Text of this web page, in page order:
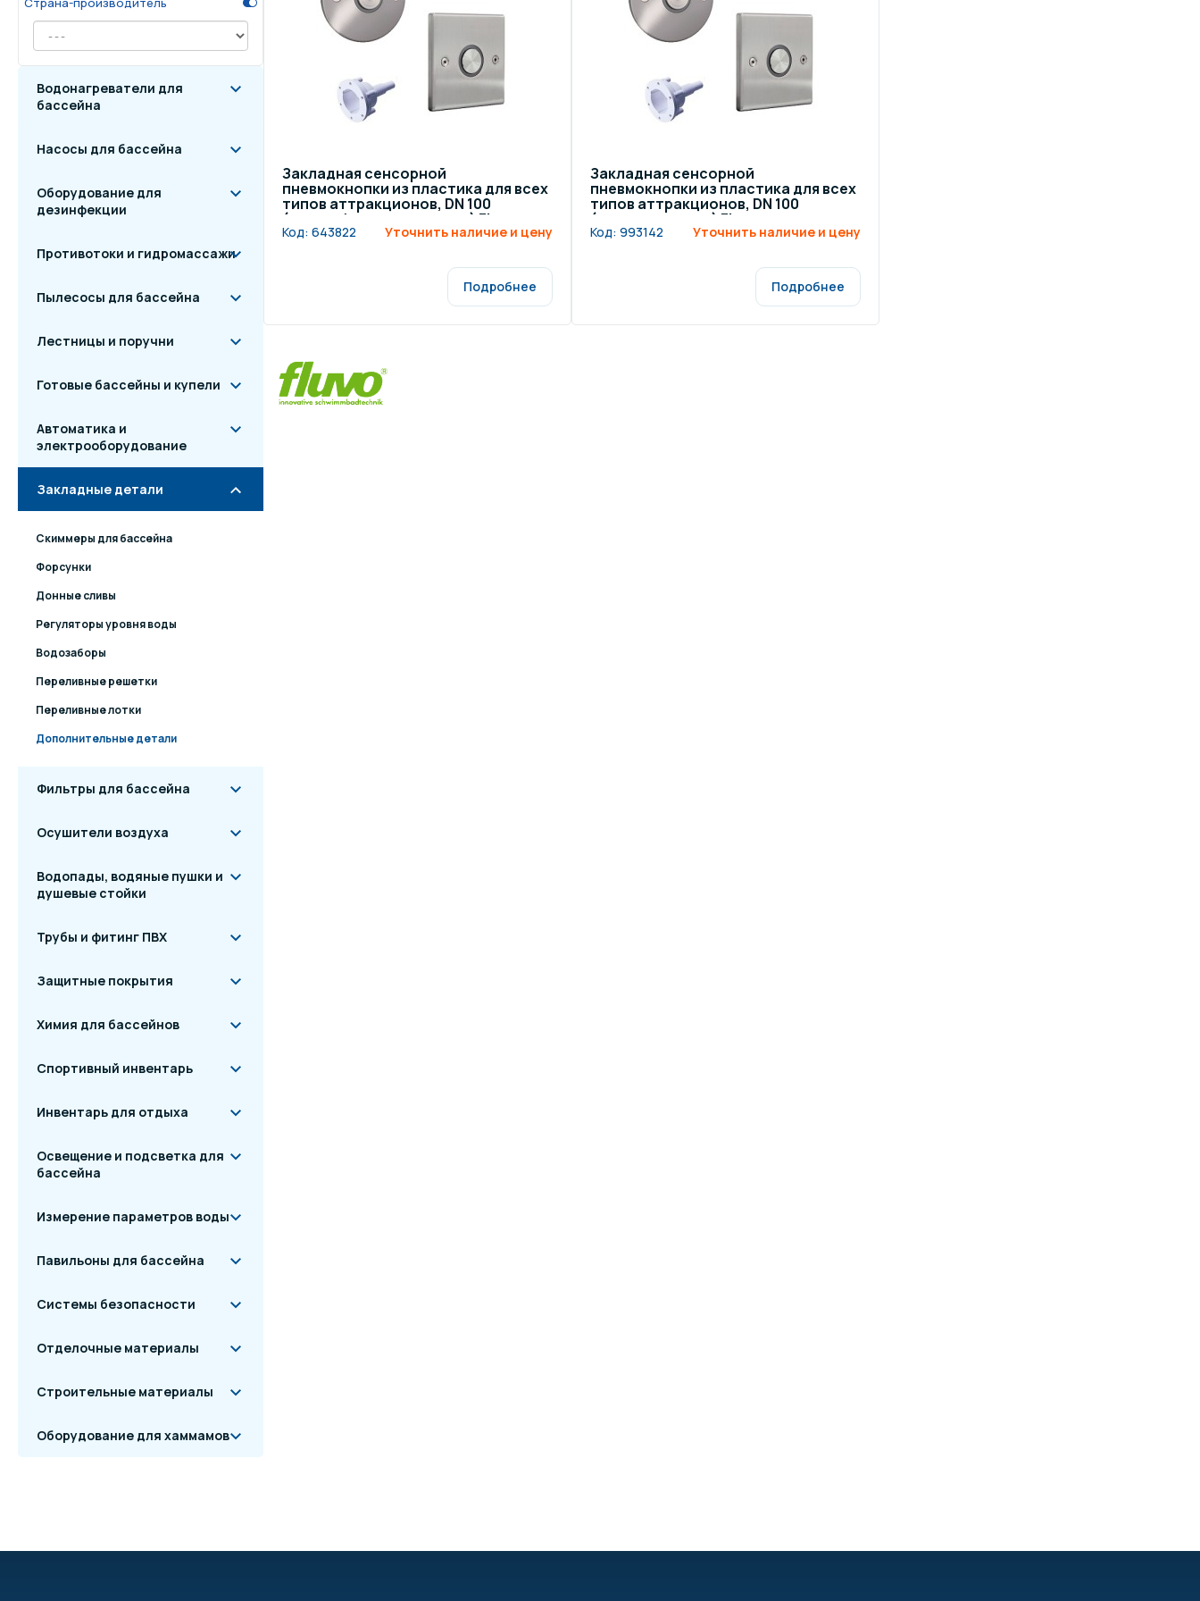
Освещение и подсветка для
бассейна
Измерение параметров воды
Системы безопасности Отделочные материалы Строительные материалы
Водонагреватели для
бассейна
Насосы для бассейна
Оборудование для
дезинфекции
Противотоки и гидромассажи
Пылесосы для бассейна
Лестницы и поручни
Готовые бассейны и купели
Автоматика и
электрооборудование
Закладные детали
Скиммеры для бассейна
Форсунки
Донные сливы
Регуляторы уровня воды
Водозаборы
Переливные решетки
Переливные лотки
Дополнительные детали
Фильтры для бассейна
Осушители воздуха
Водопады, водяные пушки и
душевые стойки
Трубы и фитинг ПВХ
Защитные покрытия
Химия для бассейнов
Спортивный инвентарь
Инвентарь для отдыха
Освещение и подсветка для
бассейна
Измерение параметров воды
Павильоны для бассейна
Системы безопасности
Отделочные материалы
Строительные материалы
Оборудование для хаммамов
Закладная сенсорной
пневмокнопки из пластика для всех
типов аттракционов, DN 100
(плитка/мозаика, пленка) Fluvo
Код: 643822 Уточнить наличие и цену
Подробнее
Закладная сенсорной
пневмокнопки из пластика для всех
типов аттракционов, DN 100
(стеклопластик) Fluvo
Код: 993142 Уточнить наличие и цену
Подробнее